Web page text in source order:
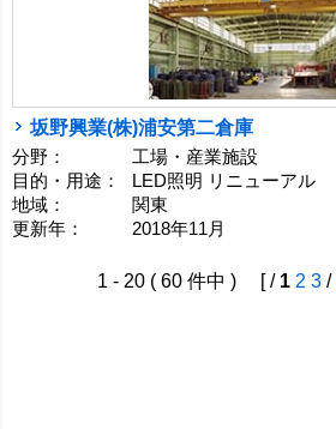
坂野興業(株)浦安第二倉庫
分野：
工場・産業施設
目的・用途：
LED照明 リニューアル
地域：
関東
更新年：
2018年11月
1 - 20 ( 60 件中 ) [ / 1 2 3/